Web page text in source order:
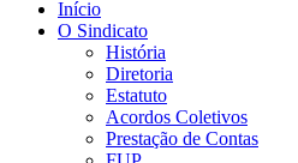
Início
O Sindicato
História
Diretoria
Estatuto
Acordos Coletivos
Prestação de Contas